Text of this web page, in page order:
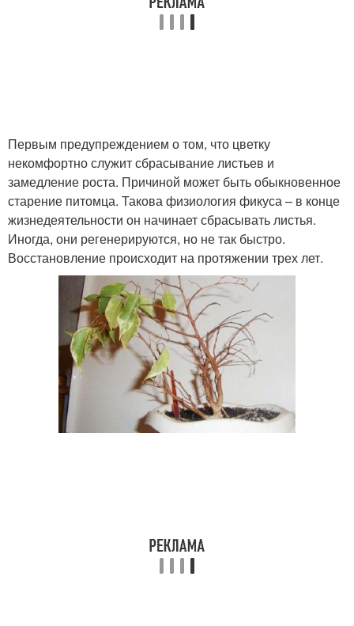
Первым предупреждением о том, что цветку
некомфортно служит сбрасывание листьев и
замедление роста. Причиной может быть обыкновенное
старение питомца. Такова физиология фикуса – в конце
жизнедеятельности он начинает сбрасывать листья.
Иногда, они регенерируются, но не так быстро.
Восстановление происходит на протяжении трех лет.